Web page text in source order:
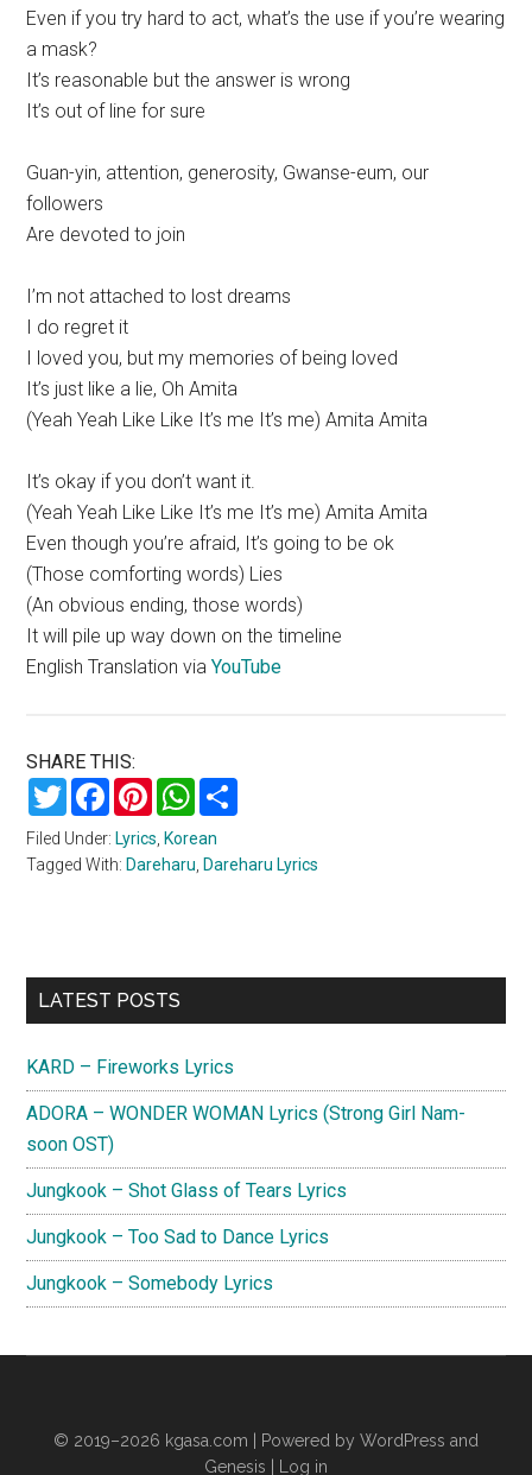
Even if you try hard to act, what’s the use if you’re wearing
a mask?
It’s reasonable but the answer is wrong
It’s out of line for sure
Guan-yin, attention, generosity, Gwanse-eum, our
followers
Are devoted to join
I’m not attached to lost dreams
I do regret it
I loved you, but my memories of being loved
It’s just like a lie, Oh Amita
(Yeah Yeah Like Like It’s me It’s me) Amita Amita
It’s okay if you don’t want it.
(Yeah Yeah Like Like It’s me It’s me) Amita Amita
Even though you’re afraid, It’s going to be ok
(Those comforting words) Lies
(An obvious ending, those words)
It will pile up way down on the timeline
English Translation viaYouTube
SHARE THIS:
TwitterFacebookPinterestWhatsApp
Filed Under: Lyrics, Korean
Tagged With: Dareharu, Dareharu Lyrics
Primary
LATEST POSTS
KARD – Fireworks Lyrics
ADORA – WONDER WOMAN Lyrics (Strong Girl Nam-
soon OST)
Jungkook – Shot Glass of Tears Lyrics
Jungkook – Too Sad to Dance Lyrics
Jungkook – Somebody Lyrics
© 2019–2026 kgasa.com | Powered by WordPress and
Genesis |
Log in